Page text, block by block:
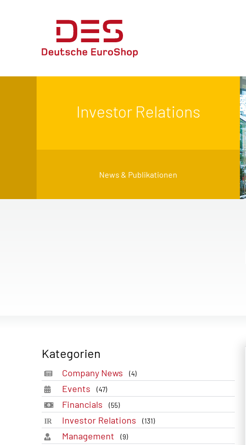
Investor Relations
News & Publikationen
Kategorien
Company News (4)
Events (47)
Financials (55)
Investor Relations (131)
Management (9)